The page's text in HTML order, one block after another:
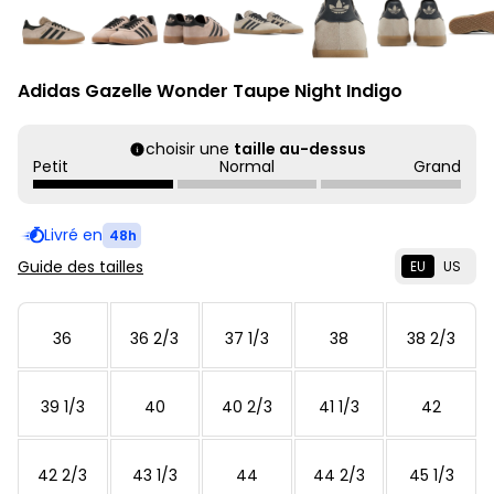
Adidas Gazelle Wonder Taupe Night Indigo
choisir une taille au-dessus
Petit
Normal Grand
Livré en 48h
Guide des tailles EU US
36 36 2/3 37 1/3 38 38 2/3
39 1/3 40 40 2/3 41 1/3 42
42 2/3 43 1/3 44 44 2/3 45 1/3